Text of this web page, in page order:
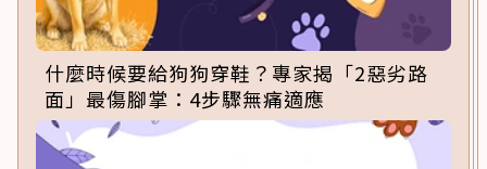
什麼時候要給狗狗穿鞋？專家揭「2惡劣路
面」最傷腳掌：4步驟無痛適應